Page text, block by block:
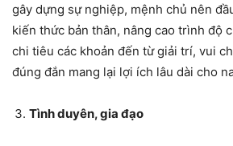
gây dựng sự nghiệp, mệnh chủ nên
kiến thức bản thân, nâng cao trình độ
chi tiêu các khoản đến từ giải trí, vui
đúng đắn mang lại lợi ích lâu dài cho
Tình duyên, gia đạo